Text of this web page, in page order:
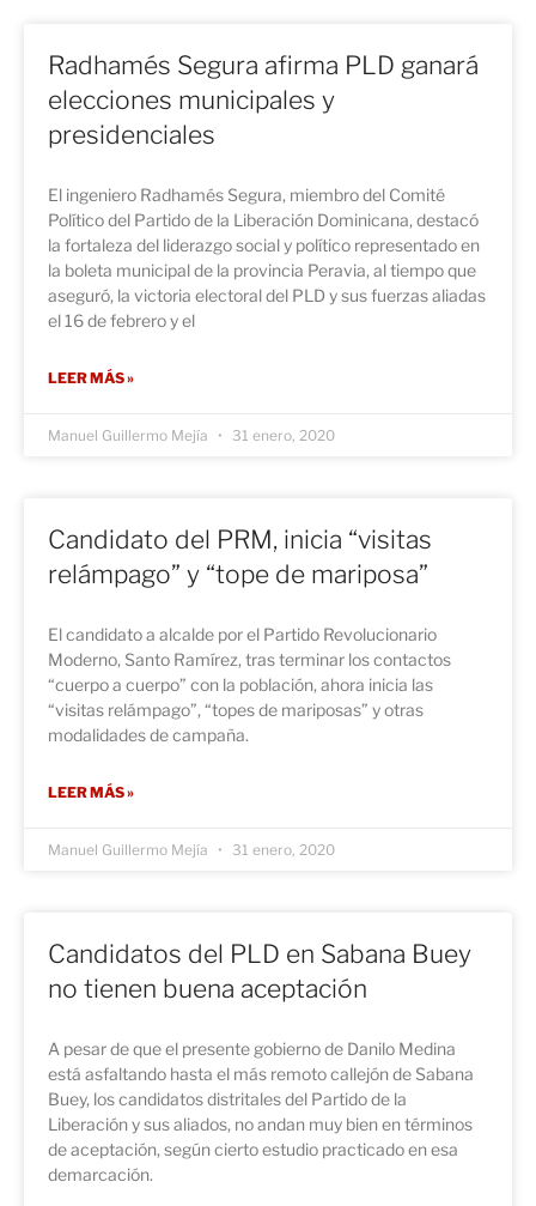
Radhamés Segura afirma PLD ganará
elecciones municipales y
presidenciales
El ingeniero Radhamés Segura, miembro del Comité
Político del Partido de la Liberación Dominicana, destacó
la fortaleza del liderazgo social y político representado en
la boleta municipal de la provincia Peravia, al tiempo que
aseguró, la victoria electoral del PLD y sus fuerzas aliadas
el 16 de febrero y el
LEER MÁS »
Manuel Guillermo Mejía 31 enero, 2020
Candidato del PRM, inicia “visitas
relámpago” y “tope de mariposa”
El candidato a alcalde por el Partido Revolucionario
Moderno, Santo Ramírez, tras terminar los contactos
“cuerpo a cuerpo” con la población, ahora inicia las
“visitas relámpago”, “topes de mariposas” y otras
modalidades de campaña.
LEER MÁS »
Manuel Guillermo Mejía 31 enero, 2020
Candidatos del PLD en Sabana Buey
no tienen buena aceptación
A pesar de que el presente gobierno de Danilo Medina
está asfaltando hasta el más remoto callejón de Sabana
Buey, los candidatos distritales del Partido de la
Liberación y sus aliados, no andan muy bien en términos
de aceptación, según cierto estudio practicado en esa
demarcación.